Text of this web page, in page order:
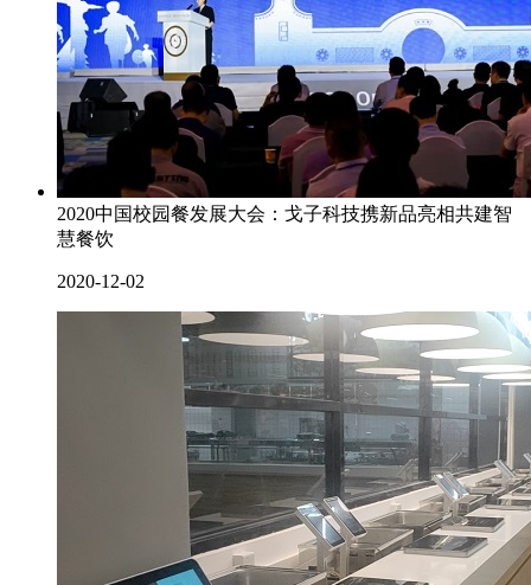
2020中国校园餐发展大会：戈子科技携新品亮相共建智
慧餐饮
2020-12-02